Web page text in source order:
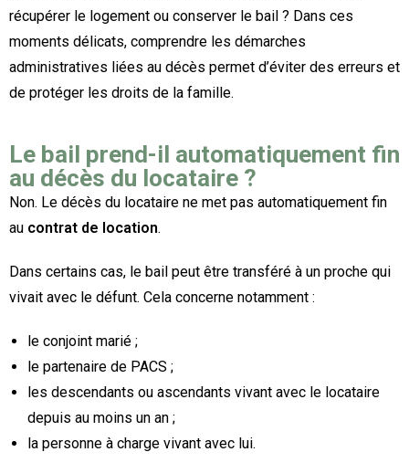
récupérer le logement ou conserver le bail ? Dans ces
moments délicats, comprendre les démarches
administratives liées au décès permet d’éviter des erreurs et
de protéger les droits de la famille.
Le bail prend-il automatiquement fin
au décès du locataire ?
Non. Le décès du locataire ne met pas automatiquement fin
au contrat de location.
Dans certains cas, le bail peut être transféré à un proche qui
vivait avec le défunt. Cela concerne notamment :
le conjoint marié ;
le partenaire de PACS ;
les descendants ou ascendants vivant avec le locataire
depuis au moins un an ;
la personne à charge vivant avec lui.